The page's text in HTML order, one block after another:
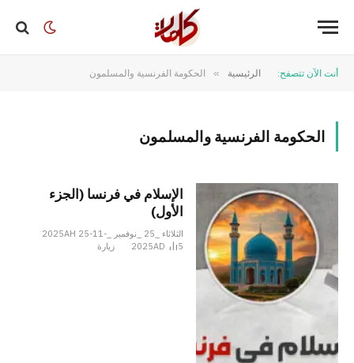
أنت الآن تتصفح: الرئيسية » الحكومة الفرنسية والمسلمون
الحكومة الفرنسية والمسلمون
الإسلام في فرنسا (الجزء
الأول)
الثلاثاء _25 _نوفمبر _2025AH 25-11-
2025AD
5 زيارة